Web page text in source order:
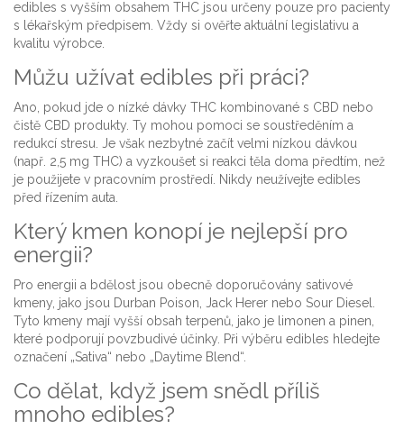
edibles s vyšším obsahem THC jsou určeny pouze pro pacienty
s lékařským předpisem. Vždy si ověřte aktuální legislativu a
kvalitu výrobce.
Můžu užívat edibles při práci?
Ano, pokud jde o nízké dávky THC kombinované s CBD nebo
čistě CBD produkty. Ty mohou pomoci se soustředěním a
redukcí stresu. Je však nezbytné začít velmi nízkou dávkou
(např. 2,5 mg THC) a vyzkoušet si reakci těla doma předtím, než
je použijete v pracovním prostředí. Nikdy neužívejte edibles
před řízením auta.
Který kmen konopí je nejlepší pro
energii?
Pro energii a bdělost jsou obecně doporučovány sativové
kmeny, jako jsou Durban Poison, Jack Herer nebo Sour Diesel.
Tyto kmeny mají vyšší obsah terpenů, jako je limonen a pinen,
které podporují povzbudivé účinky. Při výběru edibles hledejte
označení „Sativa“ nebo „Daytime Blend“.
Co dělat, když jsem snědl příliš
mnoho edibles?